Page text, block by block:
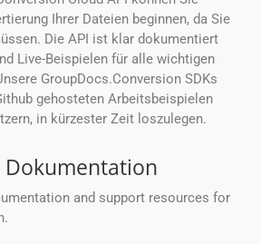
Ihrer Dateien beginnen, da Sie
Die API ist klar dokumentiert
Live-Beispielen für alle wichtigen
GroupDocs.Conversion SDKs
gehosteten Arbeitsbeispielen
in kürzester Zeit loszulegen.
Dokumentation
and support resources for